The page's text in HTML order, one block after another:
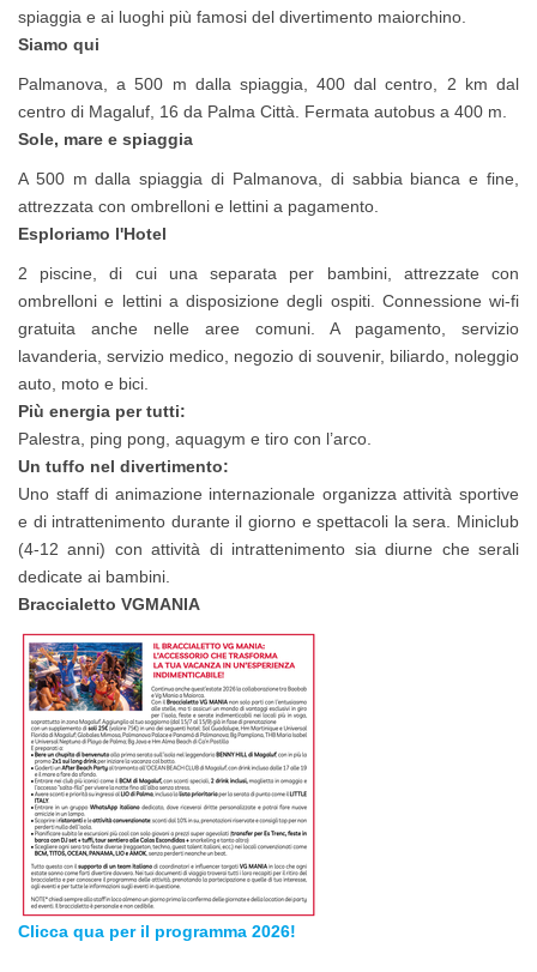
spiaggia e ai luoghi più famosi del divertimento maiorchino.
Siamo qui
Palmanova, a 500 m dalla spiaggia, 400 dal centro, 2 km dal
centro di Magaluf, 16 da Palma Città. Fermata autobus a 400 m.
Sole, mare e spiaggia
A 500 m dalla spiaggia di Palmanova, di sabbia bianca e fine,
attrezzata con ombrelloni e lettini a pagamento.
Esploriamo l'Hotel
2 piscine, di cui una separata per bambini, attrezzate con
ombrelloni e lettini a disposizione degli ospiti. Connessione wi-fi
gratuita anche nelle aree comuni. A pagamento, servizio
lavanderia, servizio medico, negozio di souvenir, biliardo, noleggio
auto, moto e bici.
Più energia per tutti:
Palestra, ping pong, aquagym e tiro con l’arco.
Un tuffo nel divertimento:
Uno staff di animazione internazionale organizza attività sportive
e di intrattenimento durante il giorno e spettacoli la sera. Miniclub
(4-12 anni) con attività di intrattenimento sia diurne che serali
dedicate ai bambini.
Braccialetto VGMANIA
Clicca qua per il programma 2026!